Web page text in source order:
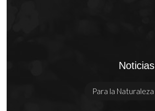
Noticias
Para la Naturaleza